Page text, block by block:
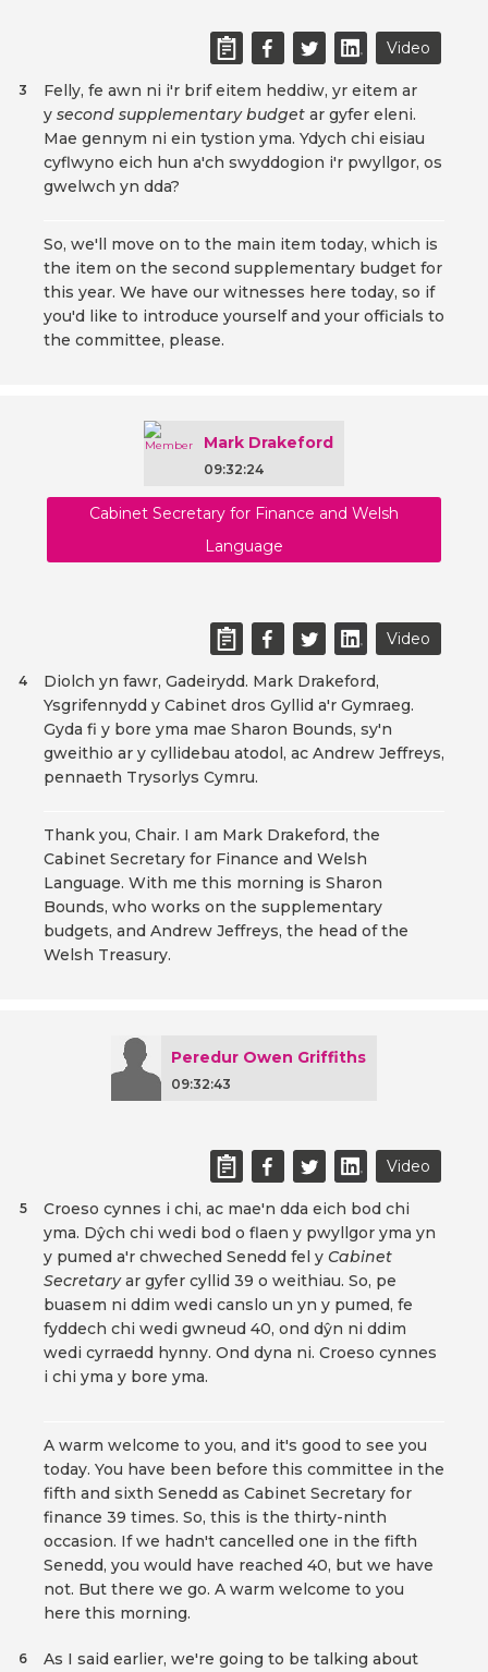
Video
Felly, fe awn ni i'r brif eitem heddiw, yr eitem ar
y second supplementary budget ar gyfer eleni.
Mae gennym ni ein tystion yma. Ydych chi eisiau
cyflwyno eich hun a'ch swyddogion i'r pwyllgor, os
gwelwch yn dda?
3
So, we'll move on to the main item today, which is
the item on the second supplementary budget for
this year. We have our witnesses here today, so if
you'd like to introduce yourself and your officials to
the committee, please.
Mark Drakeford
09:32:24
Cabinet Secretary for Finance and Welsh
Language
Video
Diolch yn fawr, Gadeirydd. Mark Drakeford,
Ysgrifennydd y Cabinet dros Gyllid a'r Gymraeg.
Gyda fi y bore yma mae Sharon Bounds, sy'n
gweithio ar y cyllidebau atodol, ac Andrew Jeffreys,
pennaeth Trysorlys Cymru.
4
Thank you, Chair. I am Mark Drakeford, the
Cabinet Secretary for Finance and Welsh
Language. With me this morning is Sharon
Bounds, who works on the supplementary
budgets, and Andrew Jeffreys, the head of the
Welsh Treasury.
Peredur Owen Griffiths
09:32:43
Video
Croeso cynnes i chi, ac mae'n dda eich bod chi
yma. Dŷch chi wedi bod o flaen y pwyllgor yma yn
y pumed a'r chweched Senedd fel y Cabinet
Secretaryar gyfer cyllid 39 o weithiau. So, pe
buasem ni ddim wedi canslo un yn y pumed, fe
fyddech chi wedi gwneud 40, ond dŷn ni ddim
wedi cyrraedd hynny. Ond dyna ni. Croeso cynnes
i chi yma y bore yma.
5
A warm welcome to you, and it's good to see you
today. You have been before this committee in the
fifth and sixth Senedd as Cabinet Secretary for
finance 39 times. So, this is the thirty-ninth
occasion. If we hadn't cancelled one in the fifth
Senedd, you would have reached 40, but we have
not. But there we go. A warm welcome to you
here this morning.
As I said earlier, we're going to be talking about
6